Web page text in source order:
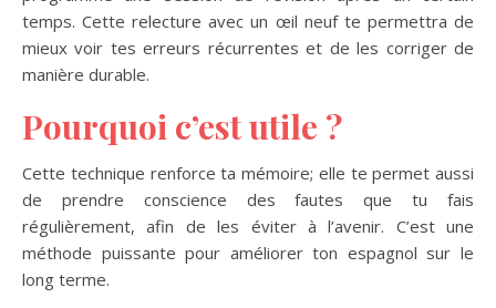
temps. Cette relecture avec un œil neuf te permettra de
mieux voir tes erreurs récurrentes et de les corriger de
manière durable.
Pourquoi c’est utile ?
Cette technique renforce ta mémoire; elle te permet aussi
de prendre conscience des fautes que tu fais
régulièrement, afin de les éviter à l’avenir. C’est une
méthode puissante pour améliorer ton espagnol sur le
long terme.